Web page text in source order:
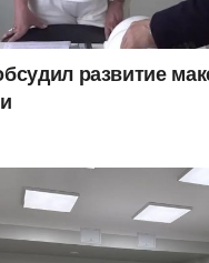
развитие